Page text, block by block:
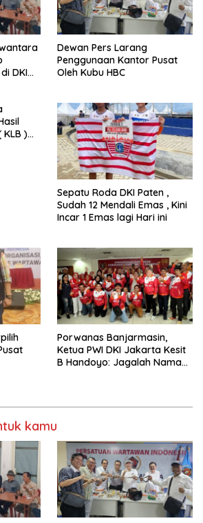
DKI
Dewan Pers Larang
Penggunaan Kantor Pusat
Oleh Kubu HBC
)
Sepatu Roda DKI Paten ,
Sudah 12 Mendali Emas , Kini
Incar 1 Emas lagi Hari ini
Porwanas Banjarmasin,
Ketua PWI DKI Jakarta Kesit
B Handoyo: Jagalah Nama
kamu